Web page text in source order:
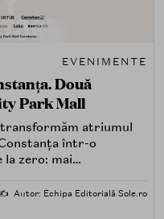
EVENIMENTE
Două
Park Mall
atriumul
într-o
la zero: mai
produse — testând,
Autor: Echipa Editorială Sole.ro